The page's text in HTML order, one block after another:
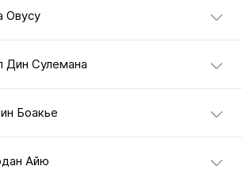
Овусу
Дин Сулемана
Боакье
Айю